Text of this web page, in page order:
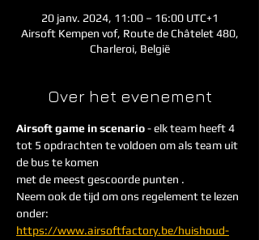
20 janv. 2024, 11:00 – 16:00 UTC+1
Airsoft Kempen vof, Route de Châtelet 480,
Charleroi, België
Over het evenement
Airsoft game in scenario - elk team heeft 4
tot 5 opdrachten te voldoen om als team uit
de bus te komen
met de meest gescoorde punten .
Neem ook de tijd om ons regelement te lezen
onder:
https://www.airsoftfactory.be/huishoud-